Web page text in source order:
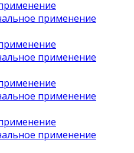
применение
применение
применение
применение